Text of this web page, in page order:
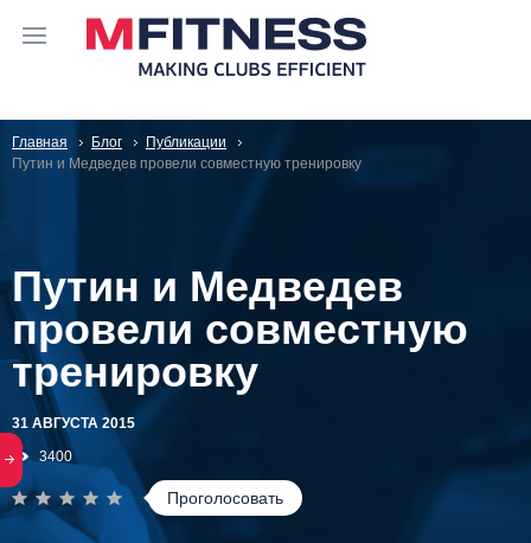
Главная Блог
Публикации
Путин и Медведев провели совместную тренировку
Путин и Медведев
провели совместную
тренировку
31 АВГУСТА 2015
3400
Проголосовать